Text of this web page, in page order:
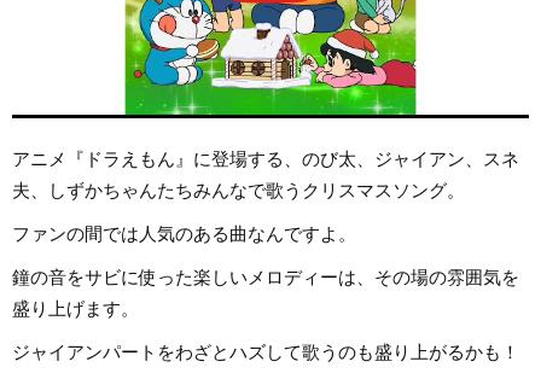
アニメ『ドラえもん』に登場する、のび太、ジャイアン、スネ
夫、しずかちゃんたちみんなで歌うクリスマスソング。
ファンの間では人気のある曲なんですよ。
鐘の音をサビに使った楽しいメロディーは、その場の雰囲気を
盛り上げます。
ジャイアンパートをわざとハズして歌うのも盛り上がるかも！